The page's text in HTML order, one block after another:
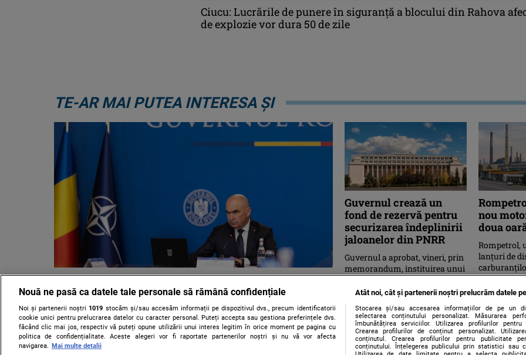
Ciucu: Lucrările de punere în siguranță a blocului din Rahova
de explozie vor dura 50 de zile
TE-AR MAI PUTEA INTERESA ȘI
Guvernul menține eliberarea gratuită a
primei cărţi electronice de identitate, în
limita fondurilor alocate prin PNRR
Guvernul a aprobat vineri un proiect de hotărâre prin care se menţine
eliberarea gratuită a primei cărţi electronice de identitate, pe întreaga
Guvernul crează un
fond de rezervă pentru
securizarea îndeplinirii
jaloanelor din PNRR
Guvernul a aprobat, vineri, prin
memorandum, instituirea unui
mecanism de management al
riscului destinat securizării
îndeplinirii ...
nou
doua
Rompetrol,
lanțuri de
motorina
...
Nouă ne pasă ca datele tale personale să rămână confidențiale
Noi și partenerii noștri1019 stocăm și/sau accesăm informații pe dispozitivul dvs., precum identificatorii
cookie unici pentru prelucrarea datelor cu caracter personal. Puteți accepta sau gestiona preferințele dvs.
făcând clic mai jos, respectiv vă puteți opune utilizării unui interes legitim în orice moment pe pagina cu
politica de confidențialitate. Aceste alegeri vor fi raportate partenerilor noștri și nu vă vor afecta
navigarea.
Mai multe detalii
Atât noi, cât și partenerii noștri prelucrăm datele
Stocarea și/sau accesarea informațiilor de pe un
selectarea conținutului personalizat. Măsurarea
îmbunătățirea serviciilor. Utilizarea profilurilor
Crearea profilurilor de conținut personalizat.
conținutul. Crearea profilurilor pentru publicitate
conținutului. Înțelegerea publicului prin statistici sau